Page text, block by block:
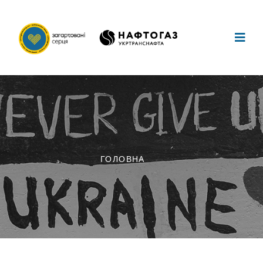
ГОЛОВНА